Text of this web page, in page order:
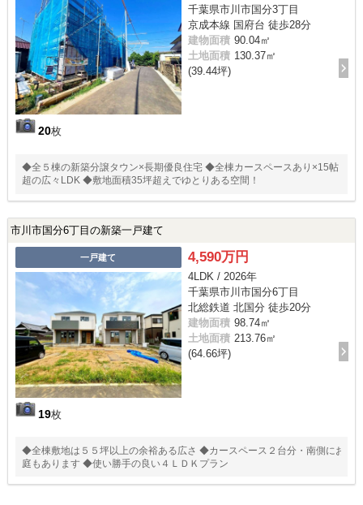
20枚
千葉県市川市国分3丁目
京成本線 国府台 徒歩28分
建物面積 90.04㎡
土地面積 130.37㎡
(39.44坪)
◆全５棟の新築分譲タウン×長期優良住宅 ◆全棟カースペースあり×15帖
超の広々LDK ◆敷地面積35坪超えでゆとりある空間！
市川市国分6丁目の新築一戸建て
一戸建て
19枚
4,590万円
4LDK / 2026年
千葉県市川市国分6丁目
北総鉄道 北国分 徒歩20分
建物面積 98.74㎡
土地面積 213.76㎡
(64.66坪)
◆全棟敷地は５５坪以上の余裕ある広さ ◆カースペース２台分・南側にお
庭もあります ◆使い勝手の良い４ＬＤＫプラン